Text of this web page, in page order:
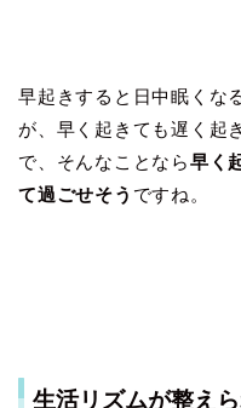
早起きすると日中眠くな
が、早く起きても遅く起
で、そんなことなら早く
て過ごせそう ですね。
生活リズムが整え